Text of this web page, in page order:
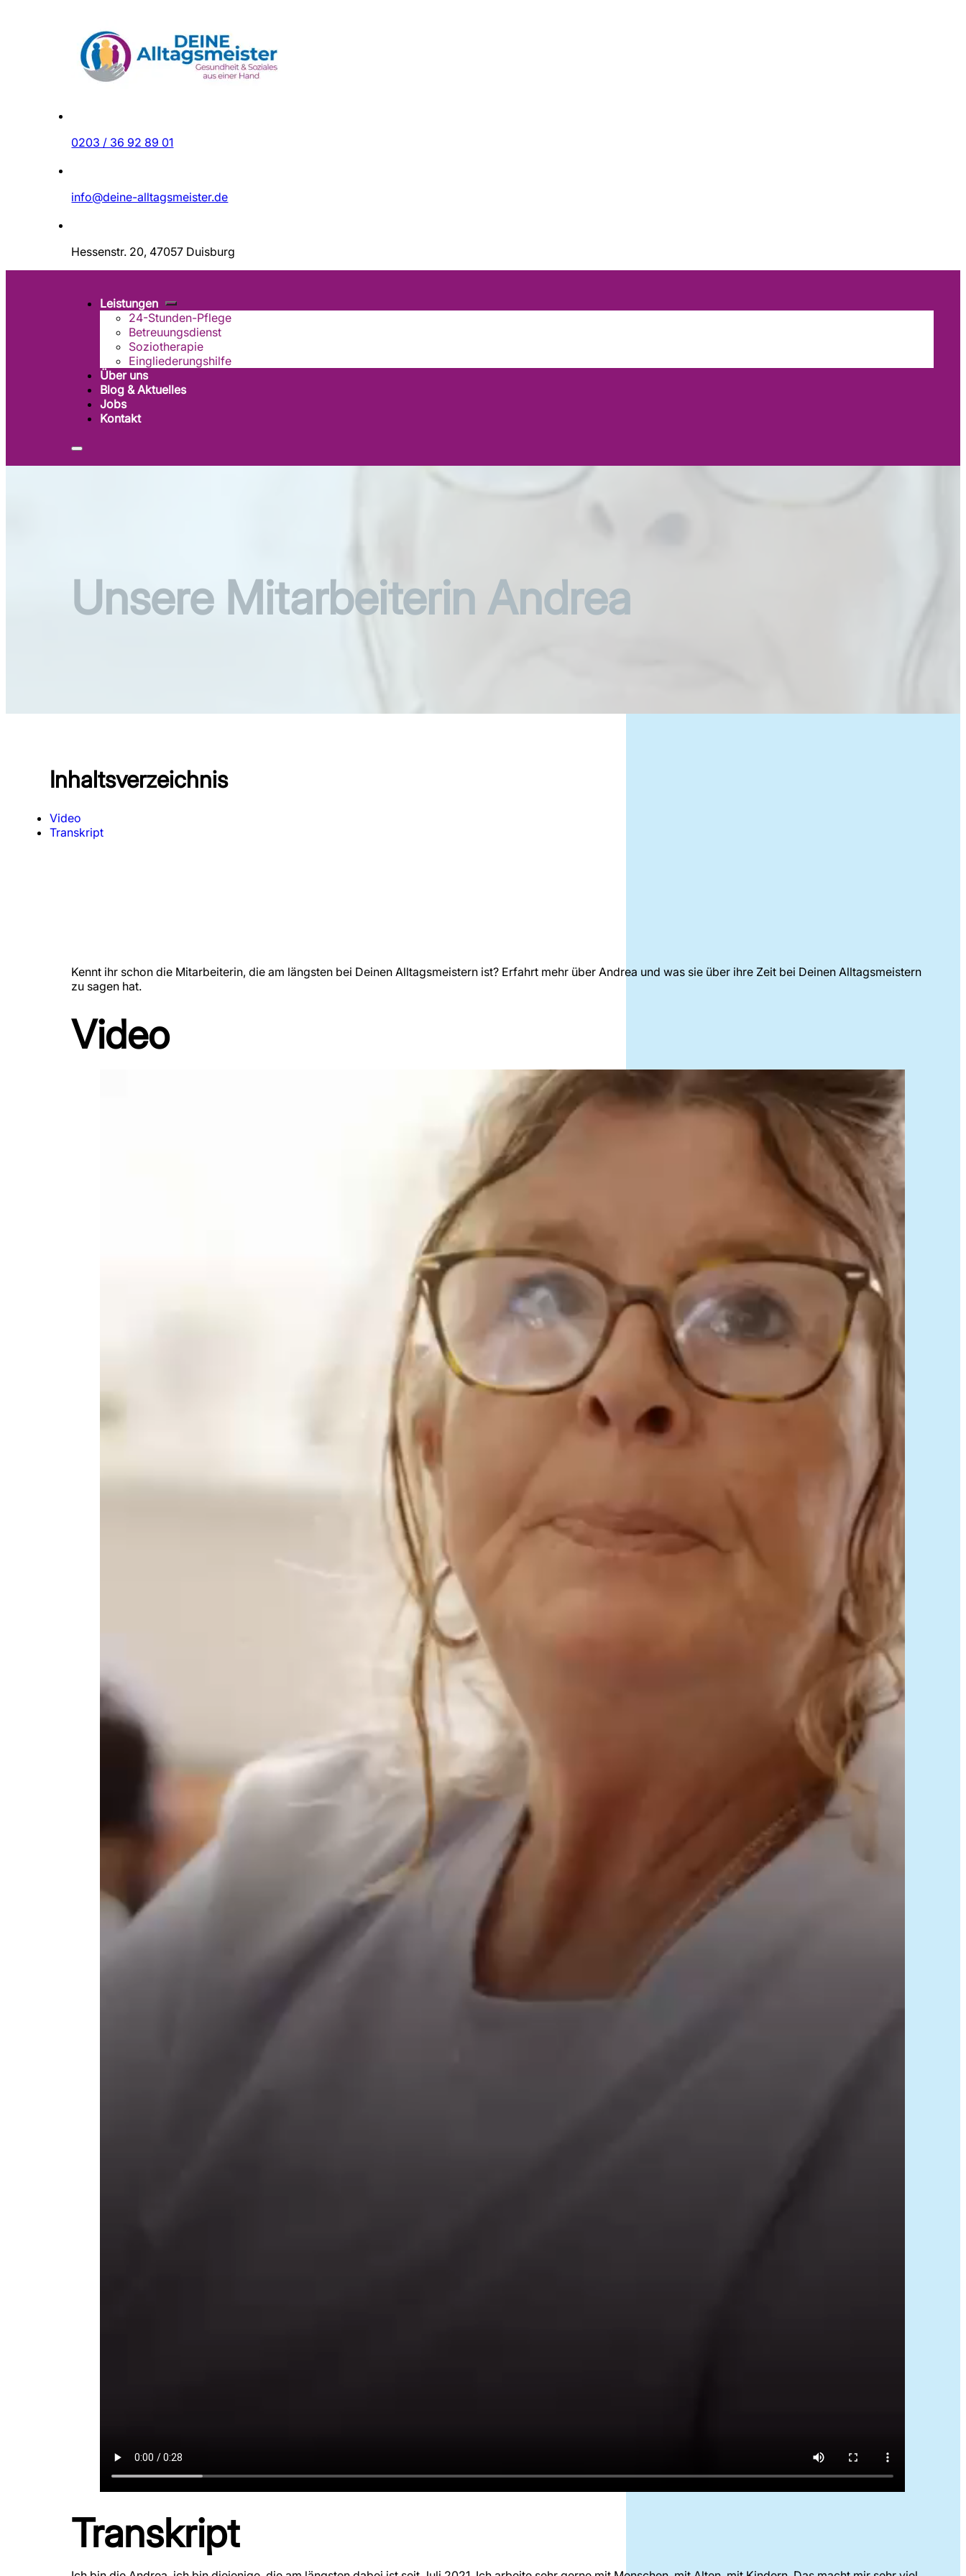
0203 / 36 92 89 01
info@deine-alltagsmeister.de
Hessenstr. 20, 47057 Duisburg
Leistungen
24-Stunden-Pflege
Betreuungsdienst
Soziotherapie
Eingliederungshilfe
Über uns
Blog & Aktuelles
Jobs
Kontakt
Unsere Mitarbeiterin Andrea
Inhaltsverzeichnis
Video
Transkript
Kennt ihr schon die Mitarbeiterin, die am längsten bei Deinen Alltagsmeistern ist? Erfahrt mehr über Andrea und was sie über ihre Zeit bei Deinen Alltagsmeistern
zu sagen hat.
Video
Transkript